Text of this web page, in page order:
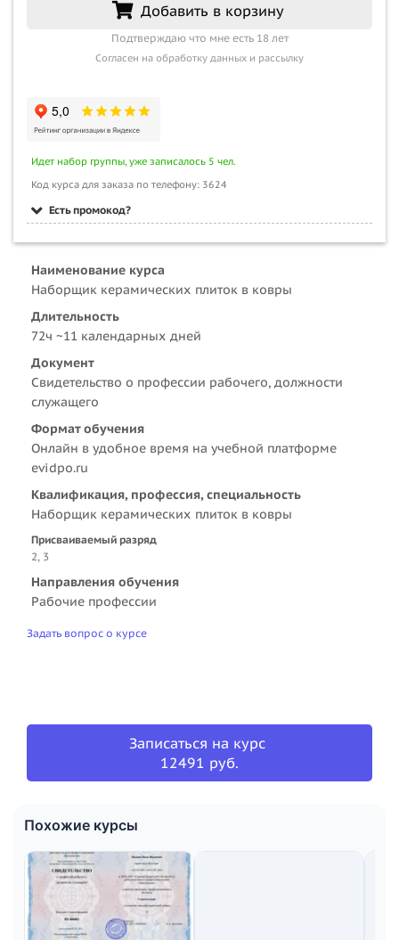
Добавить в корзину
Подтверждаю что мне есть 18 лет
Согласен на обработку данных и рассылку
Идет набор группы, уже записалось 5 чел.
Код курса для заказа по телефону: 3624
Есть промокод?
Наименование курса
Наборщик керамических плиток в ковры
Длительность
72ч ~11 календарных дней
Документ
Свидетельство о профессии рабочего, должности
служащего
Формат обучения
Онлайн в удобное время на учебной платформе
evidpo.ru
Квалификация, профессия, специальность
Наборщик керамических плиток в ковры
Присваиваемый разряд
2, 3
Направления обучения
Рабочие профессии
Задать вопрос о курсе
Записаться на курс
12491 руб.
Похожие курсы